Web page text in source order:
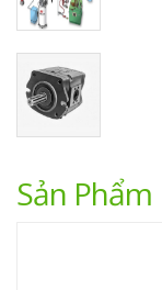
Sản Phẩm